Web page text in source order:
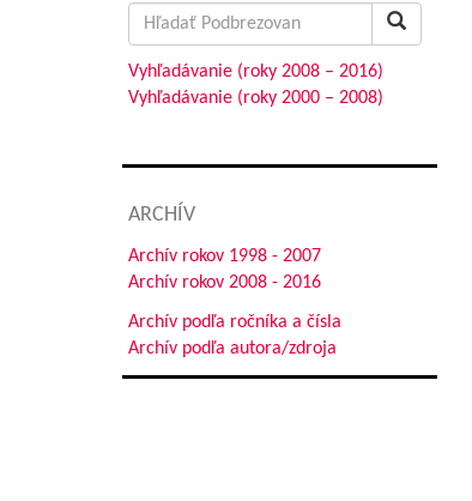
Search
for:
Vyhľadávanie (roky 2008 – 2016)
Vyhľadávanie (roky 2000 – 2008)
ARCHÍV
Archív rokov 1998 - 2007
Archív rokov 2008 - 2016
Archív podľa ročníka a čísla
Archív podľa autora/zdroja